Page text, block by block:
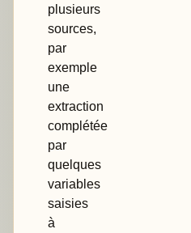
plusieurs
sources,
par
exemple
une
extraction
complétée
par
quelques
variables
saisies
à